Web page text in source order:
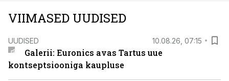
VIIMASED UUDISED
UUDISED 10.08.26, 07:15
Galerii: Euronics avas Tartus uue
kontseptsiooniga kaupluse